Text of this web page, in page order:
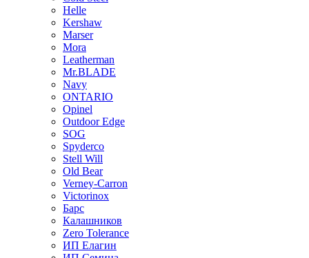
Helle
Kershaw
Marser
Mora
Leatherman
Mr.BLADE
Navy
ONTARIO
Opinel
Outdoor Edge
SOG
Spyderco
Stell Will
Old Bear
Verney-Carron
Victorinox
Барс
Калашников
Zero Tolerance
ИП Елагин